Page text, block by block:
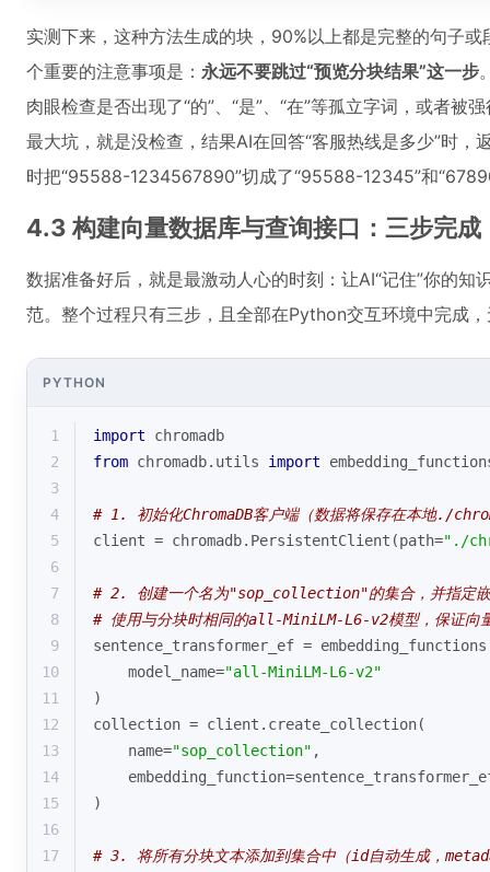
实测下来，这种方法生成的块，90%以上都是完整的句子
个重要的注意事项是： 永远不要跳过“预览分块结果”这一步
肉眼检查是否出现了“的”、“是”、“在”等孤立字词，或者被
最大坑，就是没检查，结果AI在回答“客服热线是多少”时
时把“95588-1234567890”切成了“95588-12345”和
4.3 构建向量数据库与查询接口：三步完成
数据准备好后，就是最激动人心的时刻：让AI“记住”你的
范。整个过程只有三步，且全部在Python交互环境中完成
PYTHON
1 import chromadb
2
from chromadb.utils import
3
4
# 1. 初始化ChromaDB客户端（数据将保存在本地./
5
client = chromadb.PersistentClient(path="./
6
7
# 2. 创建一个名为"sop_collection"的集合，并指定嵌
8
# 使用与分块时相同的all-MiniLM-L6-v2模型，保证向
9
sentence_transformer_ef =
10
    model_name=
"all-MiniLM-L6-v2"
11
)
12
collection = client.create_collection(
13
    name=
"sop_collection" ,
14
15
)
16
17
# 3. 将所有分块文本添加到集合中（id自动生成，